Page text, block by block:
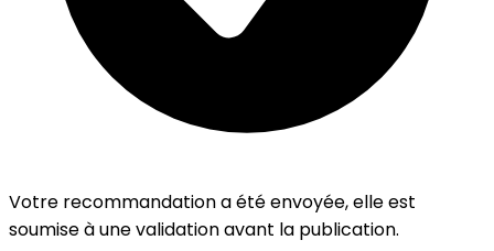
Votre recommandation a été envoyée, elle est
soumise à une validation avant la publication.